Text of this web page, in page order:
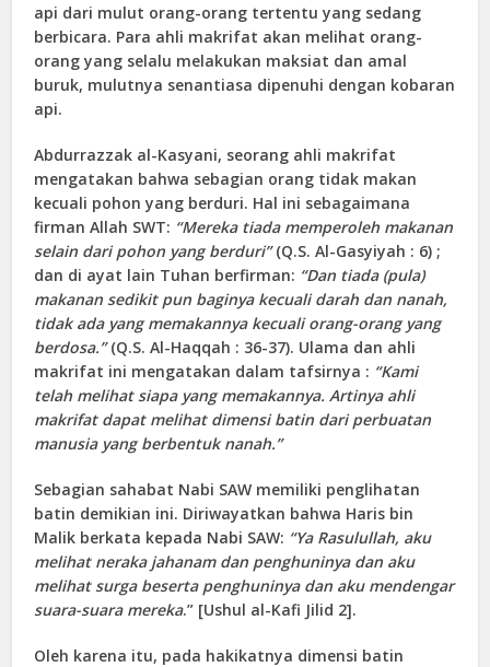
api dari mulut orang-orang tertentu yang sedang
berbicara. Para ahli makrifat akan melihat orang-
orang yang selalu melakukan maksiat dan amal
buruk, mulutnya senantiasa dipenuhi dengan kobaran
api.
Abdurrazzak al-Kasyani, seorang ahli makrifat
mengatakan bahwa sebagian orang tidak makan
kecuali pohon yang berduri. Hal ini sebagaimana
firman Allah SWT: “Mereka tiada memperoleh makanan
selain dari pohon yang berduri”(Q.S. Al-Gasyiyah : 6) ;
dan di ayat lain Tuhan berfirman: “Dan tiada (pula)
makanan sedikit pun baginya kecuali darah dan nanah,
tidak ada yang memakannya kecuali orang-orang yang
berdosa.”(Q.S. Al-Haqqah : 36-37). Ulama dan ahli
makrifat ini mengatakan dalam tafsirnya : “Kami
telah melihat siapa yang memakannya. Artinya ahli
makrifat dapat melihat dimensi batin dari perbuatan
manusia yang berbentuk nanah.”
Sebagian sahabat Nabi SAW memiliki penglihatan
batin demikian ini. Diriwayatkan bahwa Haris bin
Malik berkata kepada Nabi SAW: “Ya Rasulullah, aku
melihat neraka jahanam dan penghuninya dan aku
melihat surga beserta penghuninya dan aku mendengar
suara-suara mereka.” [Ushul al-Kafi Jilid 2].
Oleh karena itu, pada hakikatnya dimensi batin